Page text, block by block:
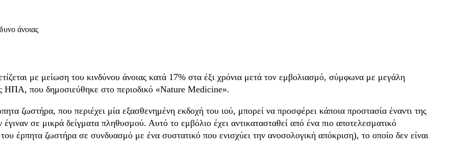
με μείωση του κινδύνου άνοιας κατά 17% στα έξι χρόνια μετά τον εμβολιασμό, σύμφωνα με μεγάλη
ΗΠΑ, που δημοσιεύθηκε στο περιοδικό «Nature Medicine».
ζωστήρα, που περιέχει μία εξασθενημένη εκδοχή του ιού, μπορεί να προσφέρει κάποια προστασία έναντι της
σε μικρά δείγματα πληθυσμού. Αυτό το εμβόλιο έχει αντικατασταθεί από ένα πιο αποτελεσματικό
έρπητα ζωστήρα σε συνδυασμό με ένα συστατικό που ενισχύει την ανοσολογική απόκριση), το οποίο δεν είναι